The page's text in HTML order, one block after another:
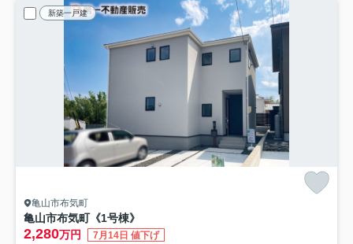
新築一戸建
亀山市布気町
亀山市布気町《1号棟》
2,280万円 7月14日 値下げ